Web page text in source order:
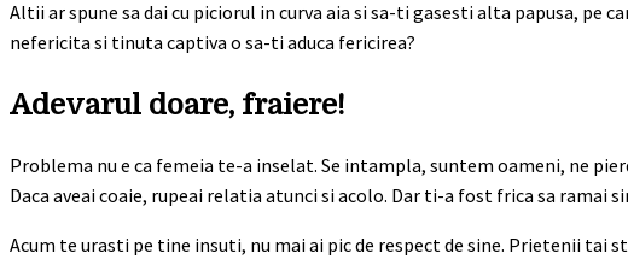
Altii ar spune sa dai cu piciorul in curva aia si sa-ti gasesti alta papusa, pe
nefericita si tinuta captiva o sa-ti aduca fericirea?
Adevarul doare, fraiere!
Problema nu e ca femeia te-a inselat. Se intampla, suntem oameni, ne
Daca aveai coaie, rupeai relatia atunci si acolo. Dar ti-a fost frica sa ramai
Acum te urasti pe tine insuti, nu mai ai pic de respect de sine. Prietenii tai